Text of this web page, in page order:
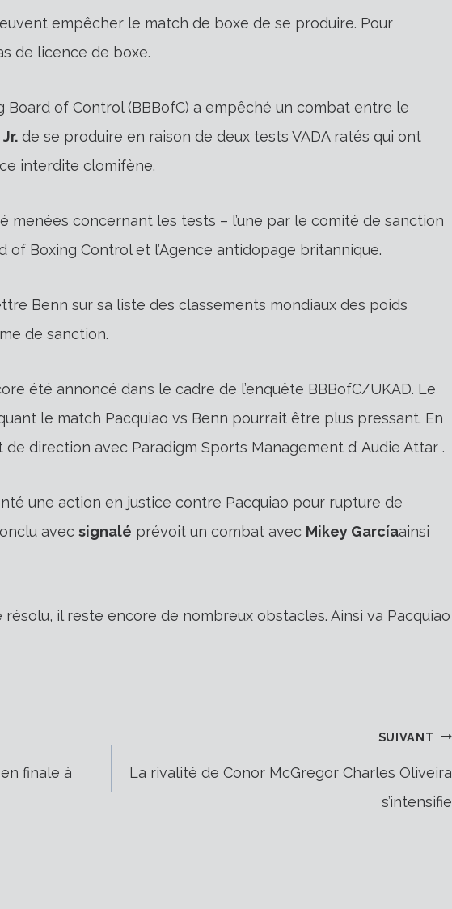
empêcher le match de boxe de se produire. Pour
de licence de boxe.
Board of Control (BBBofC) a empêché un combat entre le
de se produire en raison de deux tests VADA ratés qui ont
interdite clomifène.
menées concernant les tests – l’une par le comité de sanction
of Boxing Control et l’Agence antidopage britannique.
Benn sur sa liste des classements mondiaux des poids
de sanction.
été annoncé dans le cadre de l’enquête BBBofC/UKAD. Le
le match Pacquiao vs Benn pourrait être plus pressant. En
direction avec Paradigm Sports Management d’ Audie Attar .
une action en justice contre Pacquiao pour rupture de
avec signalé prévoit un combat avec Mikey Garcíaainsi
il reste encore de nombreux obstacles. Ainsi va Pacquiao
finale à
SUIVANT
La rivalité de Conor McGregor Charles Oliveira
s’intensifie